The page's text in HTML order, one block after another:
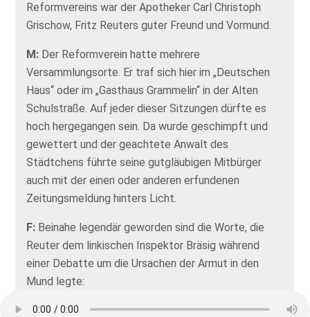
Reformvereins war der Apotheker Carl Christoph
Grischow, Fritz Reuters guter Freund und Vormund.
M: Der Reformverein hatte mehrere
Versammlungsorte. Er traf sich hier im „Deutschen
Haus“ oder im „Gasthaus Grammelin“ in der Alten
Schulstraße. Auf jeder dieser Sitzungen dürfte es
hoch hergegangen sein. Da wurde geschimpft und
gewettert und der geachtete Anwalt des
Städtchens führte seine gutgläubigen Mitbürger
auch mit der einen oder anderen erfundenen
Zeitungsmeldung hinters Licht.
F: Beinahe legendär geworden sind die Worte, die
Reuter dem linkischen Inspektor Bräsig während
einer Debatte um die Ursachen der Armut in den
Mund legte:
M (Zitat): „‚Mitbürger!‘ begann Bräsig aufs neue, ‚ich